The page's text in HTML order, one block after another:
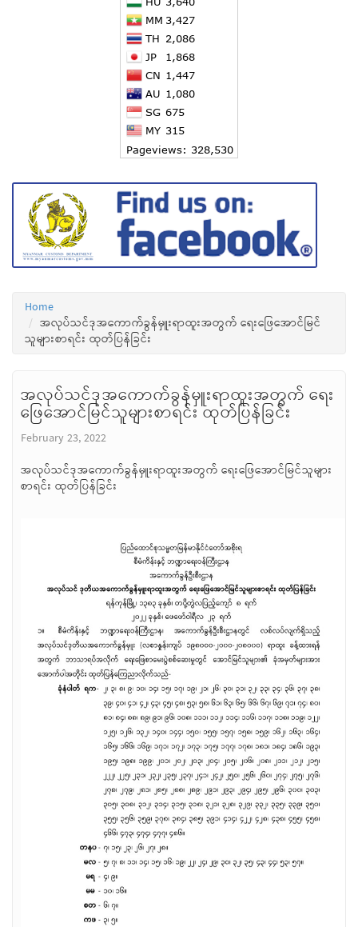
Home
အလုပ်သင်ဒုအကောက်ခွန်မှူးရာထူးအတွက် ရေးဖြေအောင်မြင်
သူများစာရင်း ထုတ်ပြန်ခြင်း
အလုပ်သင်ဒုအကောက်ခွန်မှူးရာထူးအတွက် ရေး
ဖြေအောင်မြင်သူများစာရင်း ထုတ်ပြန်ခြင်း
February 23, 2022
အလုပ်သင်ဒုအကောက်ခွန်မှူးရာထူးအတွက် ရေးဖြေအောင်မြင်သူများ
စာရင်း ထုတ်ပြန်ခြင်း